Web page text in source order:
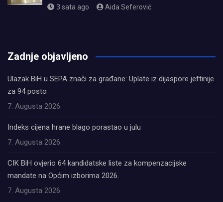
3 sata ago Aida Seferović
Zadnje objavljeno
Ulazak BiH u SEPA znači za građane: Uplate iz dijaspore jeftinije
za 94 posto
7. Augusta 2026.
Indeks cijena hrane blago porastao u julu
7. Augusta 2026.
CIK BiH ovjerio 64 kandidatske liste za kompenzacijske
mandate na Općim izborima 2026.
7. Augusta 2026.